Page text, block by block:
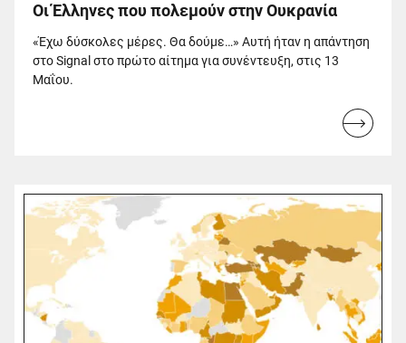
Οι Έλληνες που πολεμούν στην Ουκρανία
«Έχω δύσκολες μέρες. Θα δούμε…» Αυτή ήταν η απάντηση
στο Signal στο πρώτο αίτημα για συνέντευξη, στις 13
Μαΐου.
Read